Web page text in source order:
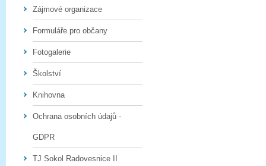
Zájmové organizace
Formuláře pro občany
Fotogalerie
Školství
Knihovna
Ochrana osobních údajů -
GDPR
TJ Sokol Radovesnice II